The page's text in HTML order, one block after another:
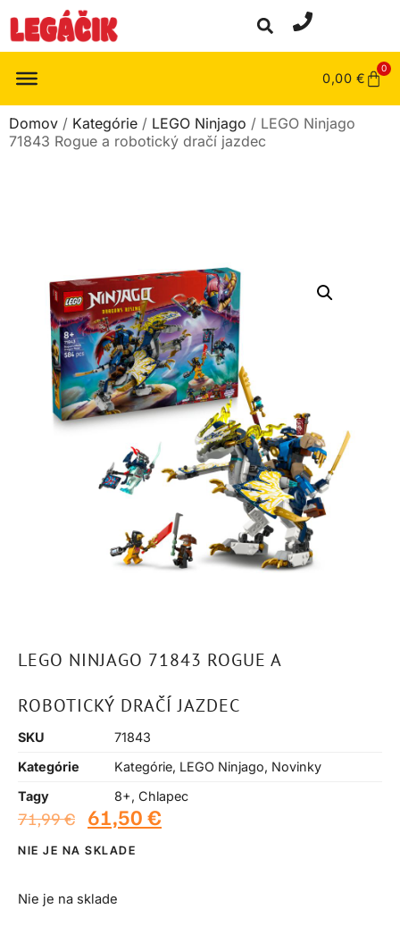
0,00 €
0
Domov / Kategórie / LEGO Ninjago / LEGO Ninjago
71843 Rogue a robotický dračí jazdec
LEGO NINJAGO 71843 ROGUE A
ROBOTICKÝ DRAČÍ JAZDEC
SKU
71843
Kategórie
Kategórie, LEGO Ninjago, Novinky
Tagy
8+, Chlapec
71,99€ 61,50 €
NIE JE NA SKLADE
Nie je na sklade